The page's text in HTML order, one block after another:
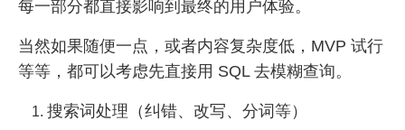
每一部分都直接影响到最终的用户体验。
当然如果随便一点，或者内容复杂度低，MVP 试行
等等，都可以考虑先直接用 SQL 去模糊查询。
搜索词处理（纠错、改写、分词等）